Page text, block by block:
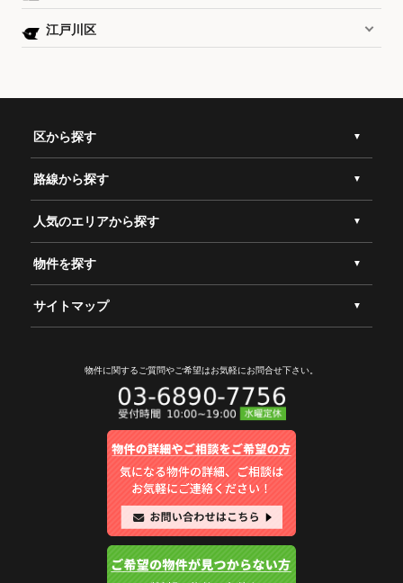
江戸川区
区から探す
路線から探す
人気のエリアから探す
物件を探す
サイトマップ
物件に関するご質問やご希望はお気軽にお問合せ下さい。